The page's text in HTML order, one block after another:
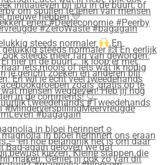
steeds normaler En
in bloei herinnert o